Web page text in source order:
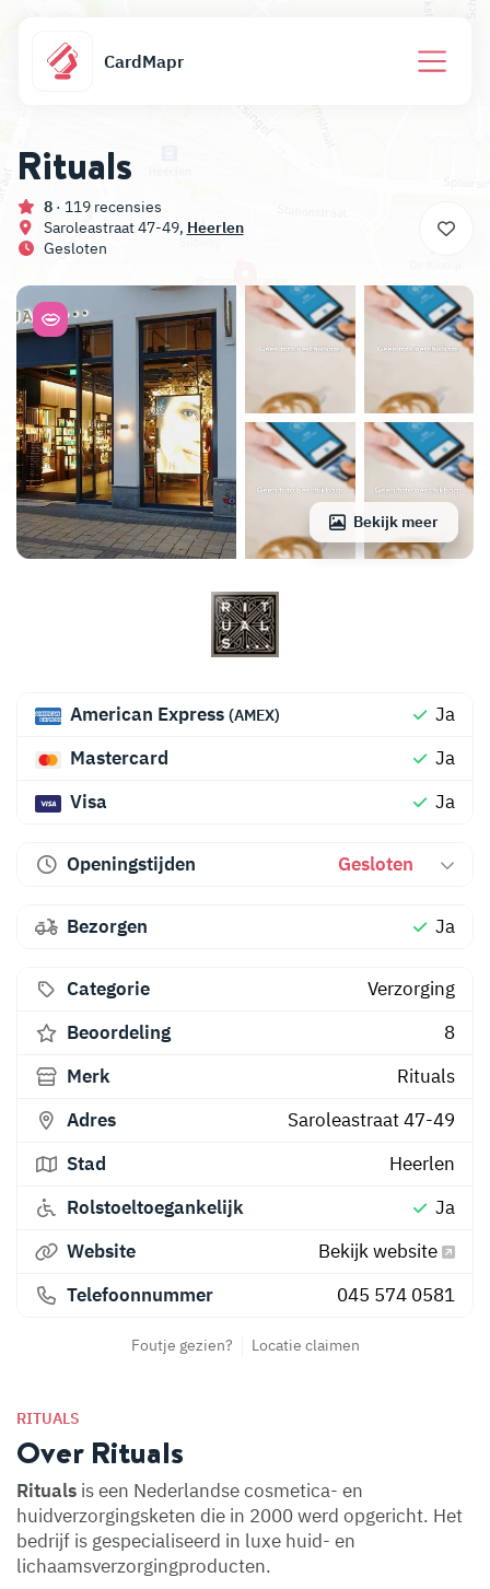
CardMapr
Rituals
8 · 119 recensies
Saroleastraat 47-49, Heerlen
Gesloten
Bekijk meer
RITUALS
Over Rituals
Rituals is een Nederlandse cosmetica- en
huidverzorgingsketen die in 2000 werd opgericht. Het
bedrijf is gespecialiseerd in luxe huid- en
lichaamsverzorgingproducten.
American Express (AMEX)
Ja
Mastercard
Ja
Visa
Ja
Openingstijden Gesloten
Bezorgen Ja
Categorie
Verzorging
Beoordeling
8
Merk
Rituals
Adres
Saroleastraat 47-49
Stad
Heerlen
Rolstoeltoegankelijk
Ja
Website
Bekijk website
Telefoonnummer
045 574 0581
Foutje gezien? Locatie claimen